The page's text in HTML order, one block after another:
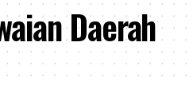
Daerah